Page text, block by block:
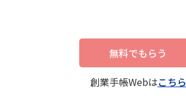
無料でもらう
創業手帳Webはこちら